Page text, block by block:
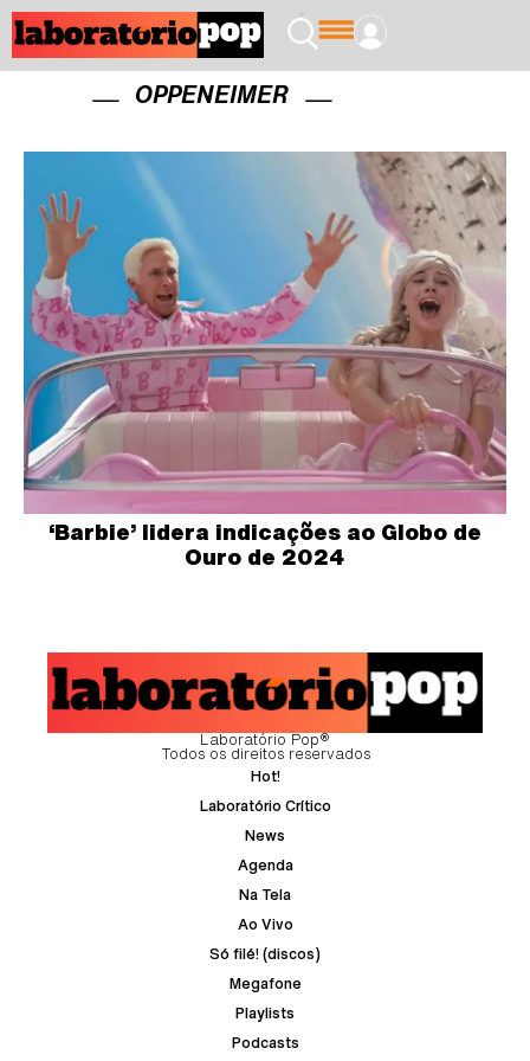
OPPENEIMER
‘Barbie’ lidera indicações ao Globo de
Ouro de 2024
Laboratório Pop®
Todos os direitos reservados
Hot!
Laboratório Crítico
News
Agenda
Na Tela
Ao Vivo
Só filé! (discos)
Megafone
Playlists
Podcasts